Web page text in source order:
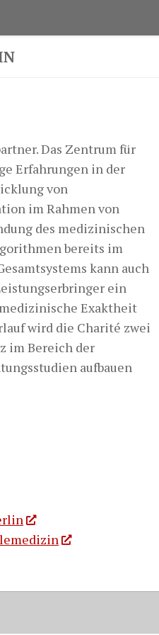
Das Zentrum für
Erfahrungen in der
von
im Rahmen von
des medizinischen
bereits im
kann auch
ein
Exaktheit
wird die Charité zwei
im Bereich der
aufbauen